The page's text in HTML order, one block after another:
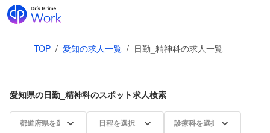
TOP / 愛知の求人一覧 / 日勤_精神科の求人一覧
愛知県の日勤_精神科のスポット求人検索
都道府県を選択 日程を選択 診療科を選択